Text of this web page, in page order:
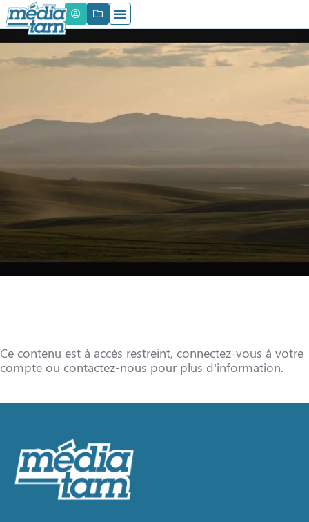
Ce contenu est à accès restreint, connectez-vous à votre
compte ou contactez-nous pour plus d'information.